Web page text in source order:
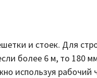
и стоек. Для
более 6 м, то 180
используя